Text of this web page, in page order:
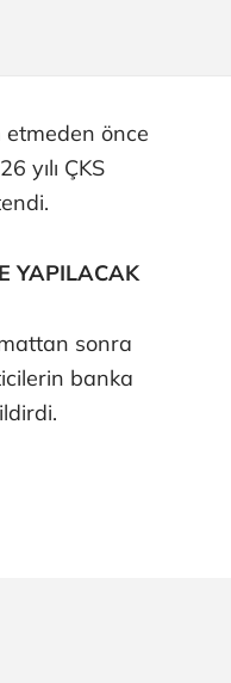
önce
yılı ÇKS
YAPILACAK
sonra
banka